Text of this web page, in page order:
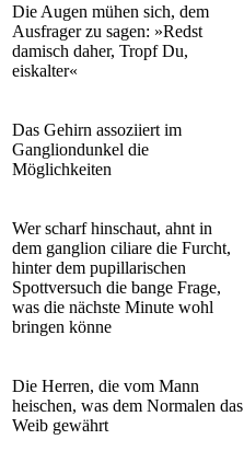
Die Augen mühen sich, dem
Ausfrager zu sagen: »Redst
damisch daher, Tropf Du,
eiskalter«
Das Gehirn assoziiert im
Gangliondunkel die
Möglichkeiten
Wer scharf hinschaut, ahnt in
dem ganglion ciliare die Furcht,
hinter dem pupillarischen
Spottversuch die bange Frage,
was die nächste Minute wohl
bringen könne
Die Herren, die vom Mann
heischen, was dem Normalen das
Weib gewährt